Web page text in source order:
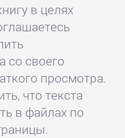
в целях
со своего
просмотра.
что текста
в файлах по